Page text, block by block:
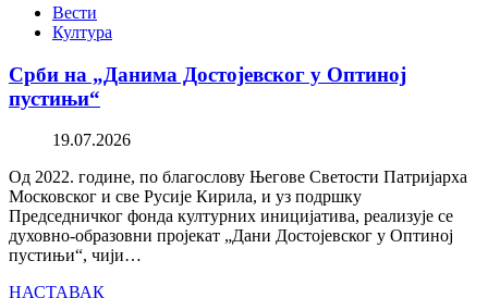
Вести
Култура
Срби на „Данима Достојевског у Оптиној
пустињи“
19.07.2026
Од 2022. године, по благослову Његове Светости Патријарха
Московског и све Русије Кирила, и уз подршку
Председничког фонда културних иницијатива, реализује се
духовно-образовни пројекат „Дани Достојевског у Оптиној
пустињи“, чији…
НАСТАВАК